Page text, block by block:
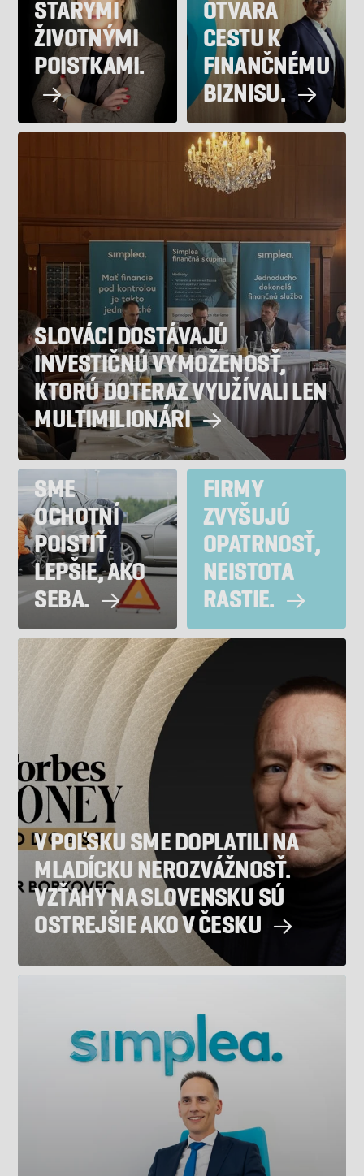
STARÝMI
ŽIVOTNÝMI
POISTKAMI.
OTVÁRA
CESTU K
FINANČNÉMU
BIZNISU.
SLOVÁCI DOSTÁVAJÚ
INVESTIČNÚ VYMOŽENOSŤ,
KTORÚ DOTERAZ VYUŽÍVALI LEN
MULTIMILIONÁRI
NAŠE AUTÁ
SME
OCHOTNÍ
POISTIŤ
LEPŠIE, AKO
SEBA.
FIRMY
ZVYŠUJÚ
OPATRNOSŤ,
NEISTOTA
RASTIE.
V POĽSKU SME DOPLATILI NA
MLADÍCKU NEROZVÁŽNOSŤ.
VZŤAHY NA SLOVENSKU SÚ
OSTREJŠIE AKO V ČESKU